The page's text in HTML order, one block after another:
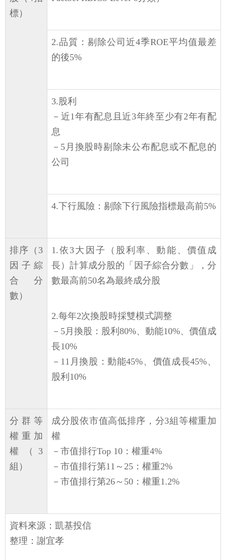
標）
2.品質：剔除公司近4季ROE平均值最差
的後5%
3.股利
－近1年有配息且近3年終至少有2年有配
息
－5月換股時剔除未公布配息或不配息的
公司
4.下行風險：剔除下行風險指標最高前5%
排序（3
因子綜
合分
數）
1.依3大因子（股利率、動能、價值成
長）計算成分股的「因子綜合分數」，分
數最高前50名為最終成分股
2.每年2次換股時採雙模式調整
－5月換股：股利80%、動能10%、價值成
長10%
－11月換股：動能45%、價值成長45%、
股利10%
分群等
權重加
權（3
組）
成分股依市值高低排序，分3組等權重加
權
－市值排行Top 10：權重4%
－市值排行第11～25：權重2%
－市值排行第26～50：權重1.2%
資料來源：凱基投信
整理：謝宜孝